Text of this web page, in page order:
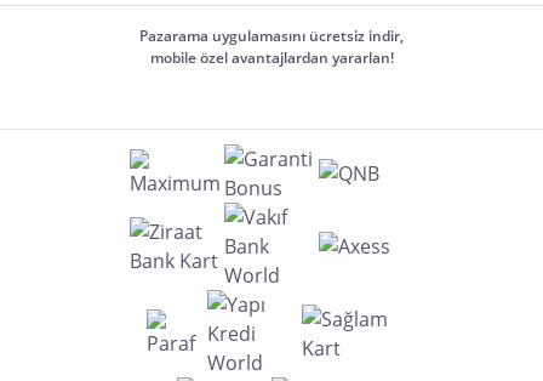
Pazarama uygulamasını ücretsiz indir,
mobile özel avantajlardan yararlan!